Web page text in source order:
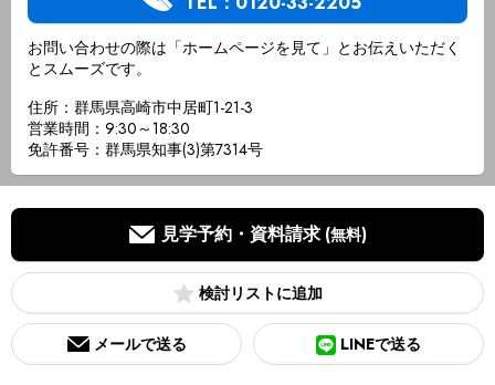
お問い合わせの際は「ホームページを見て」とお伝えいただく
とスムーズです。
住所：群馬県高崎市中居町1-21-3
営業時間：9:30～18:30
免許番号：群馬県知事(3)第7314号
見学予約・資料請求 (無料)
検討リスト
メールで送る LINEで送る